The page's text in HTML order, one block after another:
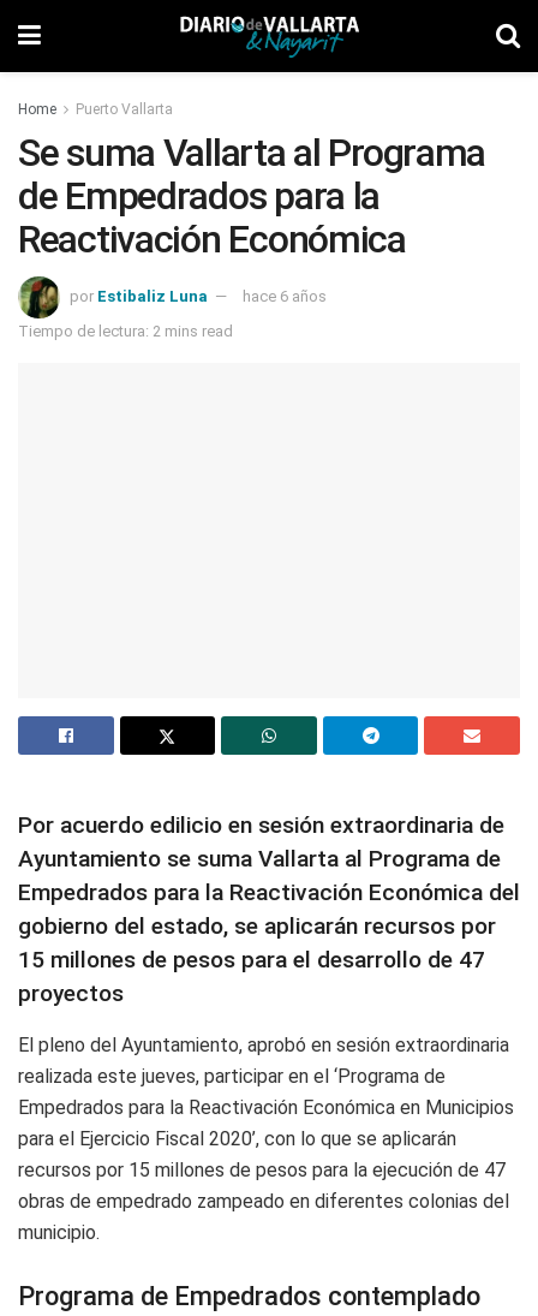
Home Puerto Vallarta
Se suma Vallarta al Programa
de Empedrados para la
Reactivación Económica
por Estibaliz Luna
hace 6 años
Tiempo de lectura: 2 mins read
Por acuerdo edilicio en sesión extraordinaria de
Ayuntamiento se suma Vallarta al Programa de
Empedrados para la Reactivación Económica del
gobierno del estado, se aplicarán recursos por
15 millones de pesos para el desarrollo de 47
proyectos
El pleno del Ayuntamiento, aprobó en sesión extraordinaria
realizada este jueves, participar en el ‘Programa de
Empedrados para la Reactivación Económica en Municipios
para el Ejercicio Fiscal 2020’, con lo que se aplicarán
recursos por 15 millones de pesos para la ejecución de 47
obras de empedrado zampeado en diferentes colonias del
municipio.
Programa de Empedrados contemplado